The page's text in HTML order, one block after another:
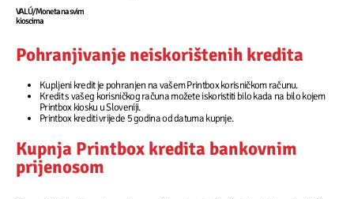
VALÚ/Moneta na svim
kioscima
Pohranjivanje neiskorištenih kredita
Kupljeni kredit je pohranjen na vašem Printbox korisničkom računu.
Kredit s vašeg korisničkog računa možete iskoristiti bilo kada na bilo kojem
Printbox kiosku u Sloveniji.
Printbox krediti vrijede 5 godina od datuma kupnje.
Kupnja Printbox kredita bankovnim
prijenosom